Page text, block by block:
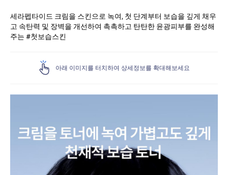
세라펩타이드 크림을 스킨으로 녹여, 첫 단계부터 보습을 깊게 채우
고 속탄력 및 장벽을 개선하여 촉촉하고 탄탄한 윤광피부를 완성해
주는 #첫보습스킨
아래 이미지를 터치하여 상세정보를 확대해보세요